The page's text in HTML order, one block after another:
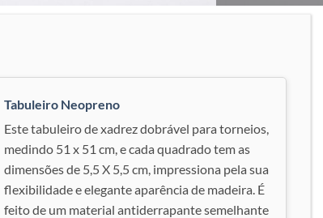
Tabuleiro Neopreno
Este tabuleiro de xadrez dobrável para torneios,
medindo 51 x 51 cm, e cada quadrado tem as
dimensões de 5,5 X 5,5 cm, impressiona pela sua
flexibilidade e elegante aparência de madeira. É
feito de um material antiderrapante semelhante